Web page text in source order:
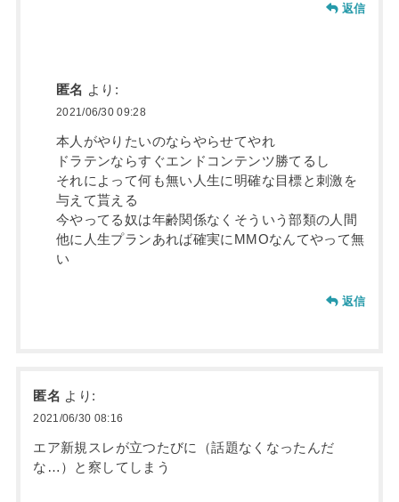
返信
匿名 より:
2021/06/30 09:28
本人がやりたいのならやらせてやれ
ドラテンならすぐエンドコンテンツ勝てるし
それによって何も無い人生に明確な目標と刺激を
与えて貰える
今やってる奴は年齢関係なくそういう部類の人間
他に人生プランあれば確実にMMOなんてやって無
い
返信
匿名 より:
2021/06/30 08:16
エア新規スレが立つたびに（話題なくなったんだ
な…）と察してしまう